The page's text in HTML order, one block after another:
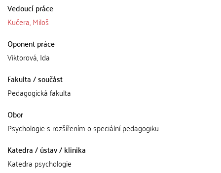
Vedoucí práce
Kučera, Miloš
Oponent práce
Viktorová, Ida
Fakulta / součást
Pedagogická fakulta
Obor
Psychologie s rozšířením o speciální pedagogiku
Katedra / ústav / klinika
Katedra psychologie